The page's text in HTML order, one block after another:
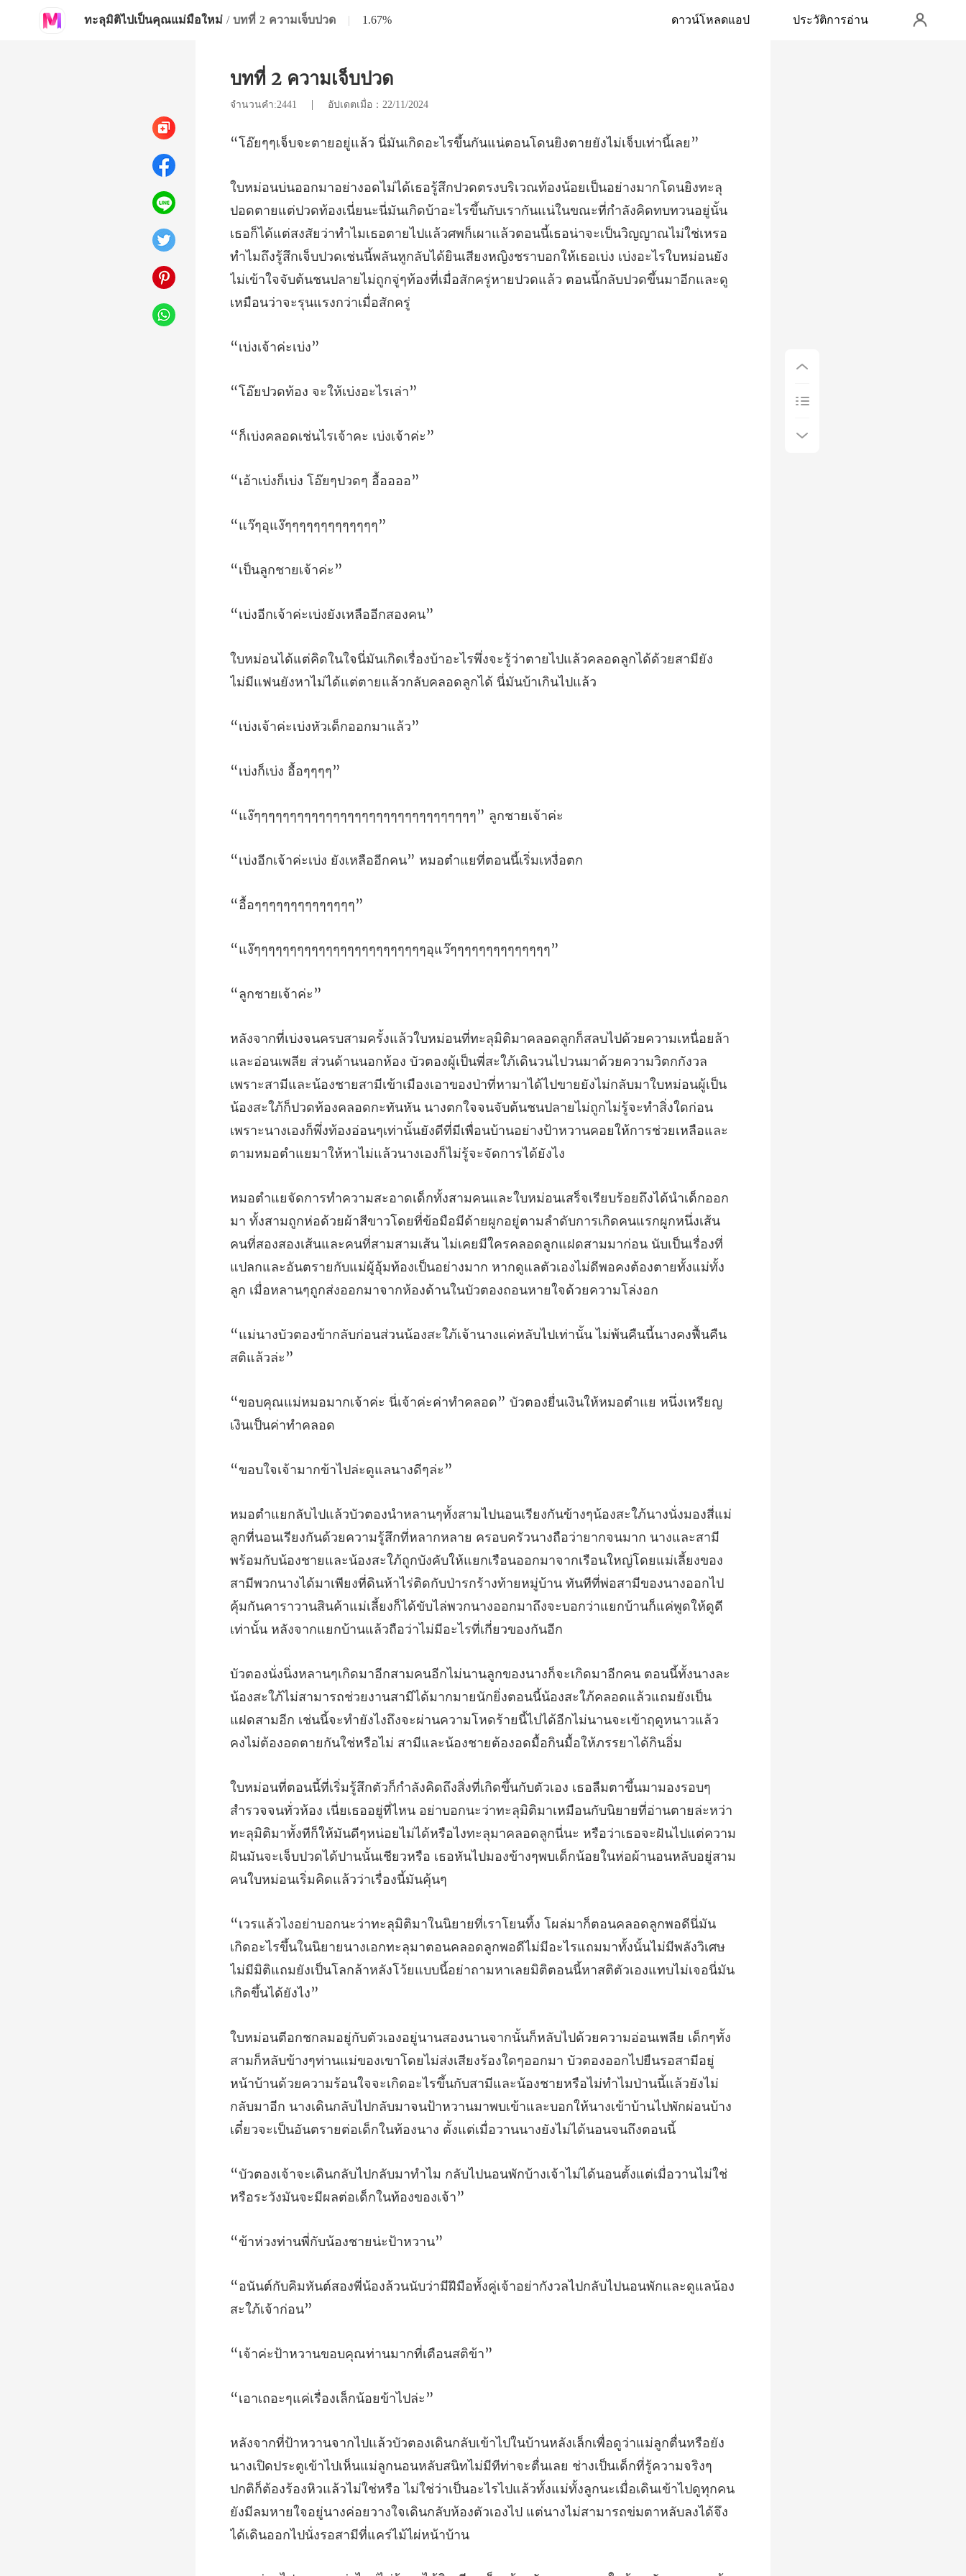
ทะลุมิติไปเป็นคุณแม่มือใหม่ / บทที่ 2 ความเจ็บปวด | 1.67% ดาวน์โหลดแอป ประวัติการอ่าน
บทที่ 2 ความเจ็บปวด
จำนวนคำ:2441 | อัปเดตเมื่อ：22/11/2024
่มันเกิดอะไรขึ้นกันแน่ตอนโด
ดทบทวนอยู่นั้น
เธอก็ได้แต่สงสัยว่าทำไมเธอตายไปแล้วศพก็เผาแล้วตอนนี้เธอน่าจะเป็นวิญญาณไม่ใช่เหรอ
ทำไมถึงรู้สึกเจ็บปวดเช่นนี้พลันหูกลับได้ยินเสียงหญิงชราบ
เจ้าค
อง จะให้เบ
ช่นไรเจ้าคะ
เบ่ง โอ๊ยๆป
ง๊ๆๆๆๆๆๆ
ูกชายเ
ค่ะเบ่งยังเห
รู้ว่าตายไปแล้วคลอดลูกได้ด้วยสามียัง
ไม่มีแฟนยังหา
ะเบ่งหัวเด็
เบ่ง อื
ๆๆๆๆๆๆๆๆๆๆๆๆๆๆๆๆ
ังเหลืออีกคน” หมอตำแย
ๆๆๆๆๆๆ
ๆๆๆๆๆๆๆๆๆๆๆๆอุแว
ายเจ้
ิตกกังวล
เพราะสามีและน้องชายสามีเข้าเมืองเอาของป่าที่หามาได้ไปขายยังไม่กลับมาใบหม่อนผู้เป็น
น้องสะใภ้ก็ปวดท้องคลอดกะทันหัน นางตกใจจนจับต้นชนปลายไม่ถูกไม่รู้
มลำดับการเกิดคนแรกผูกหนึ่งเส้น
คนที่สองสองเส้นและคนที่สามสามเส้น ไม่เคยมีใครคลอดลูกแฝดสามมาก่อน นับเป็นเรื่องที่
แปลกและอันตรายกับแม
สะใภ้เจ้านางแค่หลับไปเท่านั้น ไม
่ะค่าทำคลอด” บัวตองยื่นเงินให้หม
ากข้าไปล่ะด
ามี
พร้อมกับน้องชายและน้องสะใภ้ถูกบังคับให้แยกเรือนออกมาจากเรือนใหญ่โดยแม่เลี้ยงของ
สามีพวกนางได้มาเพียงที่ดินห้าไร่ติดกับป่ารกร้างท้ายหมู่บ้าน ทันทีที่พ่อสาม
นสามีได้มากมายนักยิ่งตอนนี้น้องสะใภ้คลอดแล้วแถมยังเป็น
แฝดสามอีก เช่นนี้จะทำยังไงถึงจะผ่านความโหดร้ายนี้ไปไ
าบอกนะว่าทะลุมิติมาเหมือนกับนิยายที่อ่านตายล่ะหว่า
ทะลุมิติมาทั้งทีก็ให้มันดีๆหน่อยไม่ได้หรือไงทะลุมาคลอดลูกนี่นะ หรือว่าเธอจะฝันไป
ขึ้นในนิยายนางเอกทะลุมาตอนคลอดลูกพอดีไม่มีอะไรแถมมาทั้งนั้นไม่มีพลังวิเศษ
ไม่มีมิติแถมยัง
อกมา บัวตองออกไปยืนรอสามีอยู่
หน้าบ้านด้วยความร้อนใจจะเกิดอะไรขึ้นกับสามีและน้องชายหรือไม่ทำไมป่านนี้แล้วยังไม่
กลับมาอีก นางเดินกลับไ
อนพักบ้างเจ้าไม่ได้นอนตั้งแต่เมื่อวานไม่ใ
พี่กับน้องชา
บว่ามีฝีมือทั้งคู่เจ้าอย่ากังวลไปก
นขอบคุณท่านมาก
่เรื่องเล็ก
มีทีท่าจะตื่นเลย ช่างเป็นเด็กที่รู้ความจริงๆ
ปกติก็ต้องร้องหิวแล้วไม่ใช่หรือ ไม่ใช่ว่าเป็นอะไรไปแล้วทั้งแม่ทั้งลูกนะเมื่อเดินเข้าไป